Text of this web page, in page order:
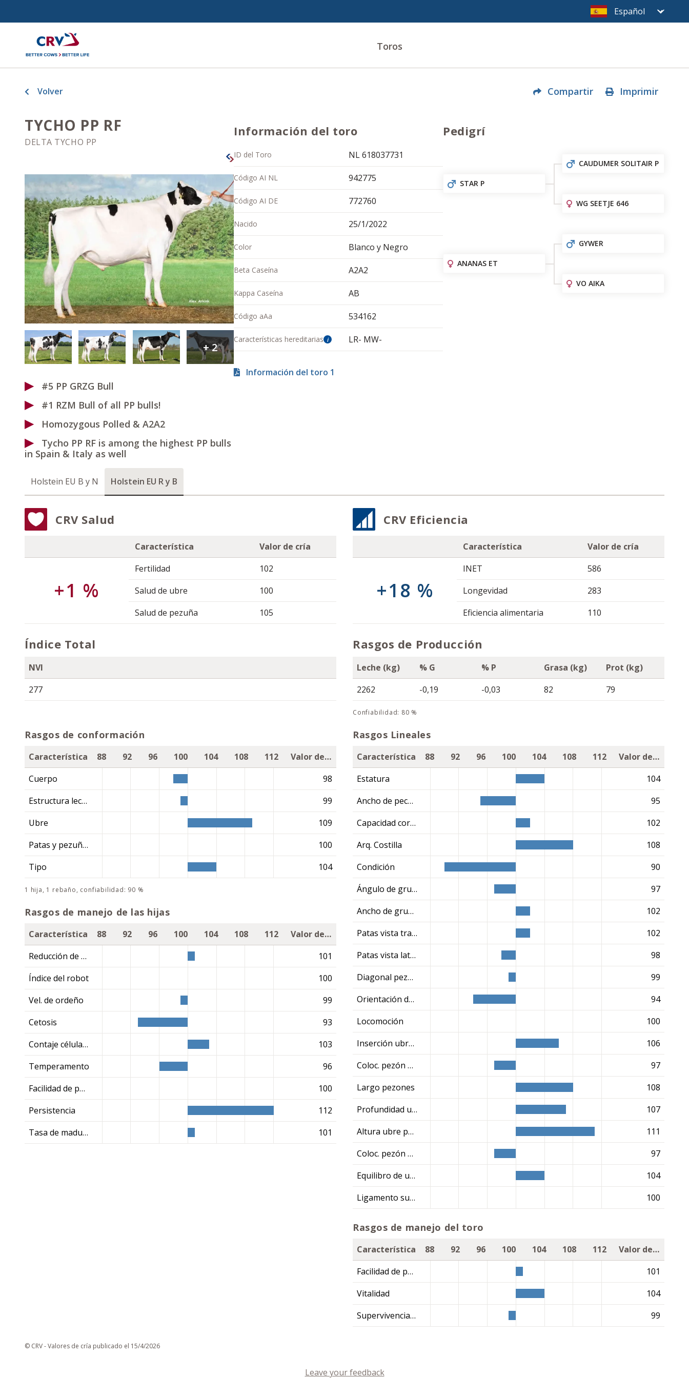
Toros
Volver Compartir Imprimir
TYCHO PP RF
DELTA TYCHO PP
+2
#5 PP GRZG Bull
#1 RZM Bull of all PP bulls!
Homozygous Polled & A2A2
Tycho PP RF is among the highest PP bulls
in Spain & Italy as well
Información del toro
ID del Toro NL 618037731
Código AI NL 942775
Código AI DE 772760
Nacido 25/1/2022
Color Blanco y Negro
Beta Caseína A2A2
Kappa Caseína AB
Código aAa 534162
Características hereditarias i LR- MW-
Información del toro 1
Pedigrí
STAR P
CAUDUMER SOLITAIR P
WG SEETJE 646
ANANAS ET
GYWER
VO AIKA
Holstein EU B y N Holstein EU R y B
CRV Salud
+1 %
Característica
Valor de cría
Fertilidad
102
Salud de ubre
100
Salud de pezuña
105
CRV Eficiencia
+18 %
Característica
Valor de cría
INET
586
Longevidad
283
Eficiencia alimentaria
110
Índice Total
NVI
277
Rasgos de Producción
Leche (kg)
2262
% G
-0,19
% P
-0,03
Grasa (kg)
82
Prot (kg)
79
confiabilidad: 80 %
Rasgos de conformación
Característica 88 92 96 100 104 108 112
Valor de cría
Cuerpo
98
Estructura lechera
99
Ubre
109
Patas y pezuñas
100
Tipo
104
1 hija, 1 rebaño, confiabilidad: 90 %
Rasgos de manejo de las hijas
Característica 88 92 96 100 104 108 112
Valor de cría
Reducción de metano
101
Índice del robot
100
Vel. de ordeño
99
Cetosis
93
Contaje células somáticas
103
Temperamento
96
Facilidad de parto
100
Persistencia
112
Tasa de maduración
101
Rasgos Lineales
Característica 88 92 96 100 104 108 112
Valor de cría
Estatura
104
Ancho de pecho
95
Capacidad corporal
102
Arq. Costilla
108
Condición
90
Ángulo de grupa
97
Ancho de grupa
102
Patas vista trasera
102
Patas vista lateral
98
Diagonal pezuña
99
Orientación de las patas delanteras
94
Locomoción
100
Inserción ubre ant.
106
Coloc. pezón ant.
97
Largo pezones
108
Profundidad ubre
107
Altura ubre post.
111
Coloc. pezón post.
97
Equilibro de ubre
104
Ligamento susp.
100
Rasgos de manejo del toro
Característica 88 92 96 100 104 108 112
Valor de cría
Facilidad de parto
101
Vitalidad
104
Supervivencia de la ternera
99
© CRV - Valores de cría publicado el 15/4/2026
Leave your feedback